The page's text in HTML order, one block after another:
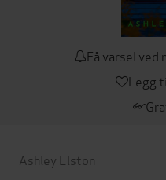
Få varsel
Legg
Ashley Elston